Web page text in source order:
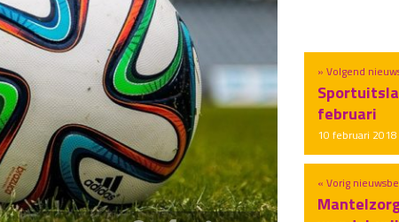
« Vorig
» Volgend
februari
10 februari 2018